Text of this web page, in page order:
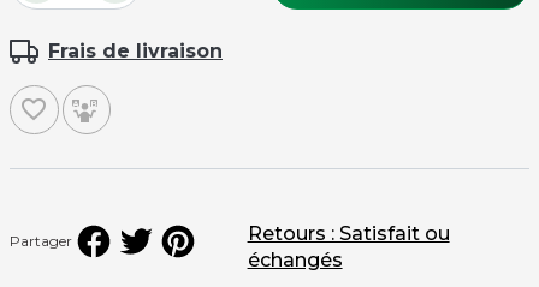
Frais de livraison
favorite_border
Partager
Retours : Satisfait ou
échangés